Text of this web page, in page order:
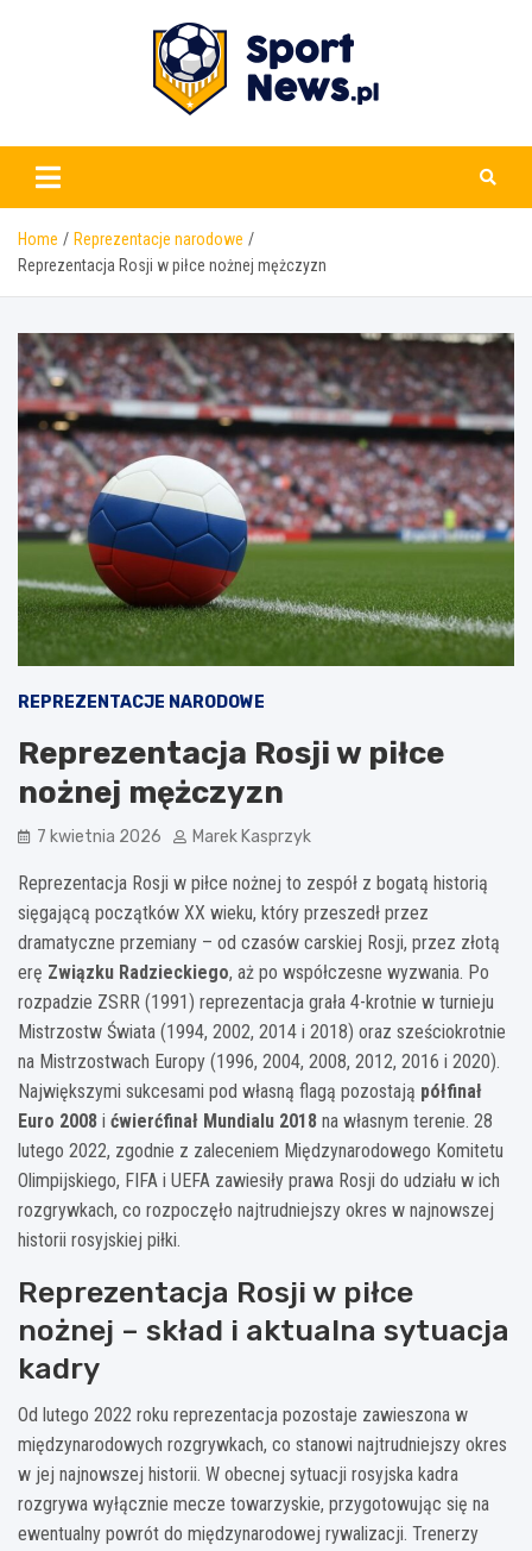
www.sportnews.pl
Home
Reprezentacje narodowe
Reprezentacja Rosji w piłce nożnej mężczyzn
REPREZENTACJE NARODOWE
Reprezentacja Rosji w piłce
nożnej mężczyzn
7 kwietnia 2026 Marek Kasprzyk
Reprezentacja Rosji w piłce nożnej to zespół z bogatą historią
sięgającą początków XX wieku, który przeszedł przez
dramatyczne przemiany – od czasów carskiej Rosji, przez złotą
erę Związku Radzieckiego, aż po współczesne wyzwania. Po
rozpadzie ZSRR (1991) reprezentacja grała 4-krotnie w turnieju
Mistrzostw Świata (1994, 2002, 2014 i 2018) oraz sześciokrotnie
na Mistrzostwach Europy (1996, 2004, 2008, 2012, 2016 i 2020).
Największymi sukcesami pod własną flagą pozostają półfinał
Euro 2008 i ćwierćfinał Mundialu 2018 na własnym terenie. 28
lutego 2022, zgodnie z zaleceniem Międzynarodowego Komitetu
Olimpijskiego, FIFA i UEFA zawiesiły prawa Rosji do udziału w ich
rozgrywkach, co rozpoczęło najtrudniejszy okres w najnowszej
historii rosyjskiej piłki.
Reprezentacja Rosji w piłce
nożnej – skład i aktualna sytuacja
kadry
Od lutego 2022 roku reprezentacja pozostaje zawieszona w
międzynarodowych rozgrywkach, co stanowi najtrudniejszy okres
w jej najnowszej historii. W obecnej sytuacji rosyjska kadra
rozgrywa wyłącznie mecze towarzyskie, przygotowując się na
ewentualny powrót do międzynarodowej rywalizacji. Trenerzy